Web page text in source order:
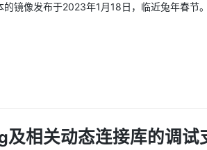
镜像发布于2023年1月18日，临近兔年春
相关动态连接库的调试